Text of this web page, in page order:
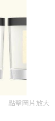
點擊圖片放大